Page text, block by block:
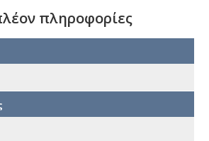
πληροφορίες